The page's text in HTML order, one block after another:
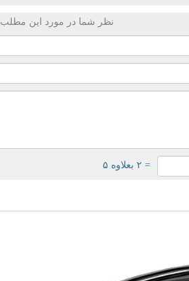
نظر شما در مورد این مطلب
= ۲ بعلاوه ۵